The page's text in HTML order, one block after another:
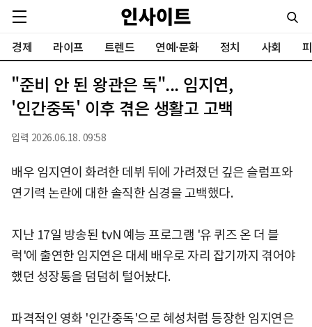
경제 라이프 트렌드 연예·문화 정치 사회
"준비 안 된 왕관은 독"... 임지연,
'인간중독' 이후 겪은 생활고 고백
입력 2026.06.18. 09:58
배우 임지연이 화려한 데뷔 뒤에 가려졌던 깊은 슬럼프와
연기력 논란에 대한 솔직한 심경을 고백했다.
지난 17일 방송된 tvN 예능 프로그램 '유 퀴즈 온 더 블
럭'에 출연한 임지연은 대세 배우로 자리 잡기까지 겪어야
했던 성장통을 덤덤히 털어놨다.
파격적인 영화 '인간중독'으로 혜성처럼 등장한 임지연은